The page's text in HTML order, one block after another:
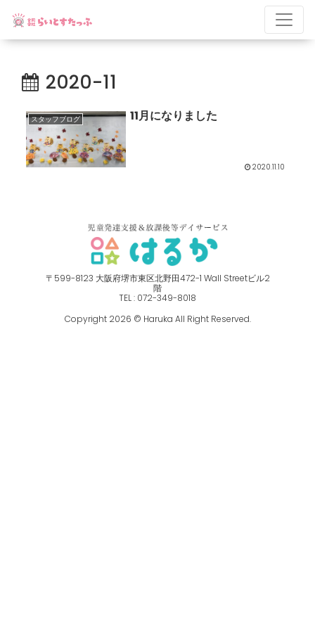
2020-11
スタッフブログ 11月になりました
2020.11.10
〒599-8123 ⼤阪府堺市東区北野⽥472-1 Wall Streetビル2
階
TEL : 072-349-8018
Copyright 2026 © Haruka All Right Reserved.